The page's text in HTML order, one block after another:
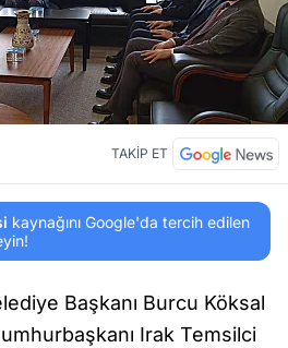
TAKİP ET
kaynağını Google'da tercih edilen
Başkanı Burcu Köksal
Irak Temsilci